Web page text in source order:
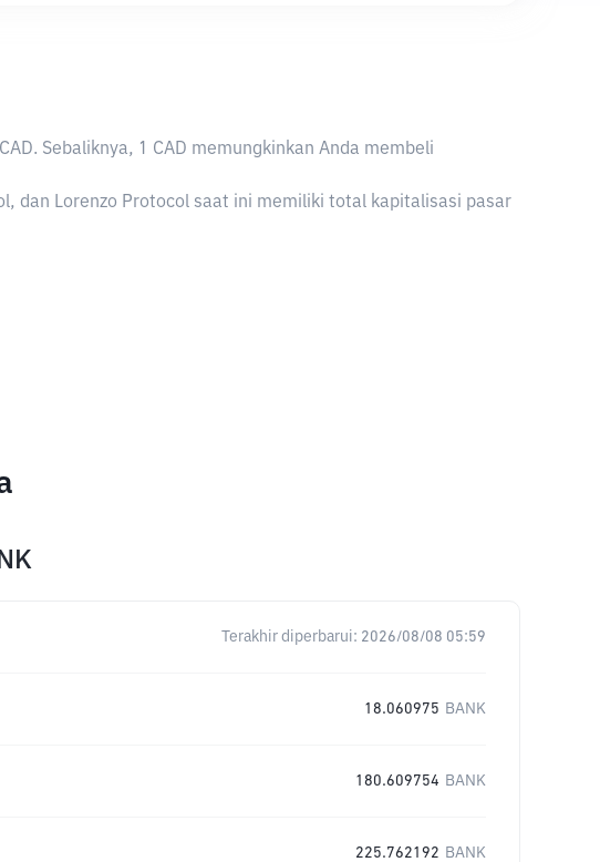
Sebaliknya, 1 CAD memungkinkan Anda membeli
dan Lorenzo Protocol saat ini memiliki total kapitalisasi pasar
Terakhir diperbarui: 2026/08/08 05:59
18.060975 BANK
180.609754 BANK
225.762192 BANK